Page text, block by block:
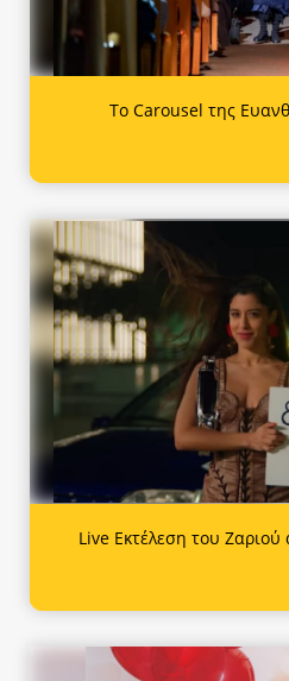
Το Carousel της
Live Εκτέλεση του